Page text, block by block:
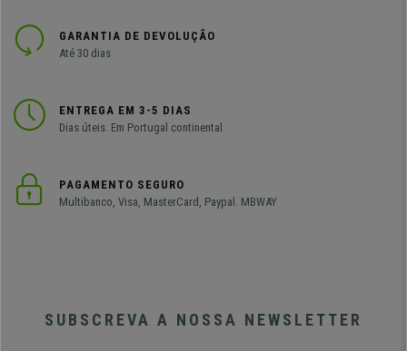
GARANTIA DE DEVOLUÇÃO
Até 30 dias
ENTREGA EM 3-5 DIAS
Dias úteis. Em Portugal continental
PAGAMENTO SEGURO
Multibanco, Visa, MasterCard, Paypal. MBWAY
SUBSCREVA A NOSSA NEWSLETTER